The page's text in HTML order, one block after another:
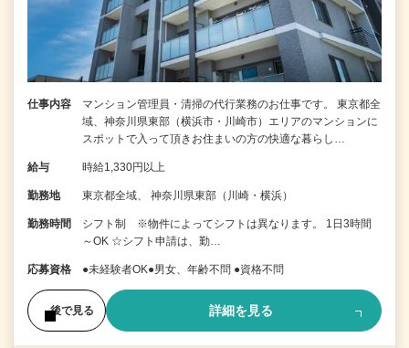
仕事内容
マンション管理員・清掃の代行業務のお仕事です。 東京都全
域、神奈川県東部（横浜市・川崎市）エリアのマンションに
スポットで入って頂きお住まいの方の快適な暮らし…
給与 時給1,330円以上
勤務地 東京都全域、 神奈川県東部（川崎・横浜）
勤務時間
シフト制 ※物件によってシフトは異なります。 1日3時間
～OK ☆シフト申請は、勤…
応募資格 ●未経験者OK●男女、年齢不問 ●資格不問
後で見る 詳細を見る